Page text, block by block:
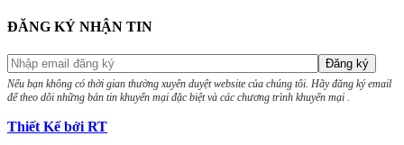
ĐĂNG KÝ NHẬN TIN
Nếu bạn không có thời gian thường xuyên duyệt website của chúng tôi. Hãy đăng ký email
để theo dõi những bản tin khuyến mại đặc biệt và các chương trình khuyến mại .
Thiết Kế bởi RT